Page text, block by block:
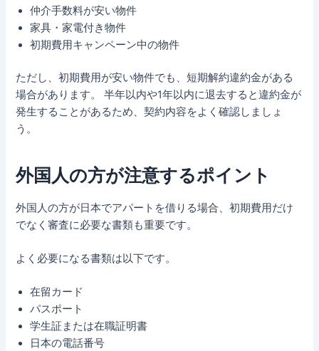
仲介手数料が安い物件
家具・家電付き物件
初期費用キャンペーン中の物件
ただし、初期費用が安い物件でも、短期解約違約金がある
場合があります。 半年以内や1年以内に退去すると違約金が
発生することがあるため、契約内容をよく確認しましょ
う。
外国人の方が注意するポイント
外国人の方が日本でアパートを借りる場合、初期費用だけ
でなく審査に必要な書類も重要です。
よく必要になる書類は以下です。
在留カード
パスポート
学生証または在職証明書
日本の電話番号